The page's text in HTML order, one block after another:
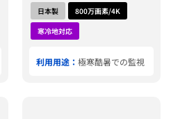
日本製
800万画素/4K
寒冷地対応
利用用途： 極寒酷暑での監視